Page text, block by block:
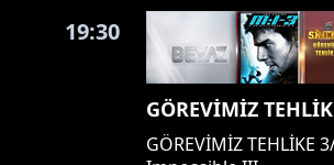
19:30
GÖREVİMİZ
GÖREVİMİZ TEHLİKE